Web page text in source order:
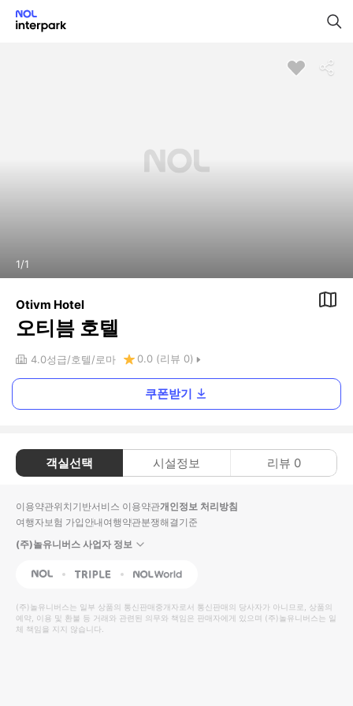
1/1
Otivm Hotel
오티븜 호텔
4.0성급 호텔 로마 0.0 (리뷰 0)
쿠폰받기
객실선택 시설정보 리뷰 0
이용약관위치기반서비스 이용약관개인정보 처리방침
여행자보험 가입안내여행약관분쟁해결기준
(주)놀유니버스 사업자 정보
NOL Triple Interpark Global
(주)놀유니버스는 일부 상품의 통신판매중개자로서 통신판매의 당사자가 아니므로, 상품의
예약, 이용 및 환불 등 거래와 관련된 의무와 책임은 판매자에게 있으며 (주)놀유니버스는 일
체 책임을 지지 않습니다.